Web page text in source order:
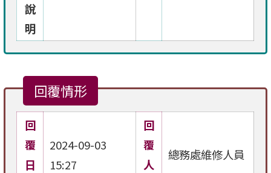
說
明
回覆情形
回
覆
日
2024-09-03
15:27
回
覆
人
總務處維修人員